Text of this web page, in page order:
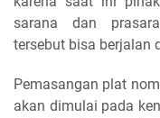
sarana dan
tersebut bisa berjalan
Pemasangan plat
akan dimulai pada